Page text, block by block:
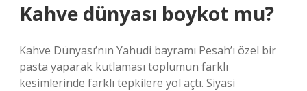
Kahve dünyası boykot mu?
Kahve Dünyası’nın Yahudi bayramı Pesah’ı özel bir
pasta yaparak kutlaması toplumun farklı
kesimlerinde farklı tepkilere yol açtı. Siyasi